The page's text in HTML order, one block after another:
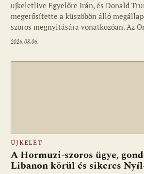
Fotó: ujkelet.live
ujkeletlive Egyelőre Irán, és Donald
megerősítette a küszöbön álló
szoros megnyitására vonatkozóan. Az
2026.08.06.
ÚJKELET
A Hormuzi-szoros ügye,
Libanon körül és sikeres